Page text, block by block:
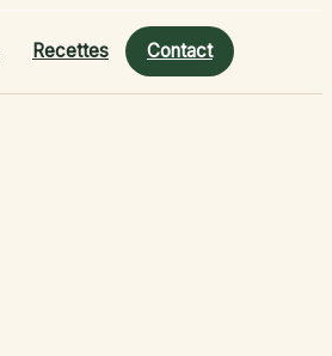
Recettes Contact